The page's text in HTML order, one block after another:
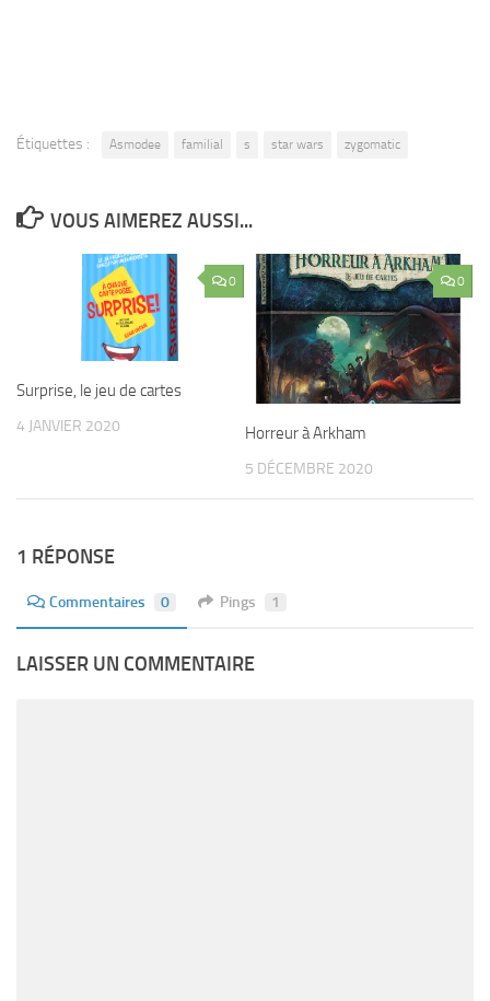
Étiquettes : Asmodee familial s star wars zygomatic
VOUS AIMEREZ AUSSI...
0
Surprise, le jeu de cartes
4 JANVIER 2020
0
Horreur à Arkham
5 DÉCEMBRE 2020
1 RÉPONSE
Commentaires 0 Pings 1
LAISSER UN COMMENTAIRE